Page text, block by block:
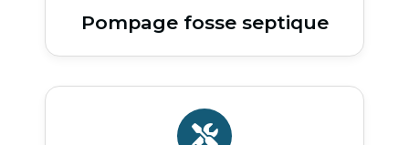
Pompage fosse septique